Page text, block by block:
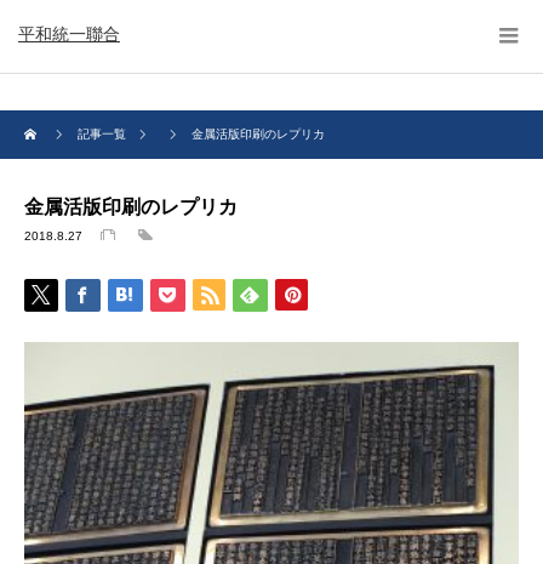
平和統一聯合
記事一覧 金属活版印刷のレプリカ
金属活版印刷のレプリカ
2018.8.27